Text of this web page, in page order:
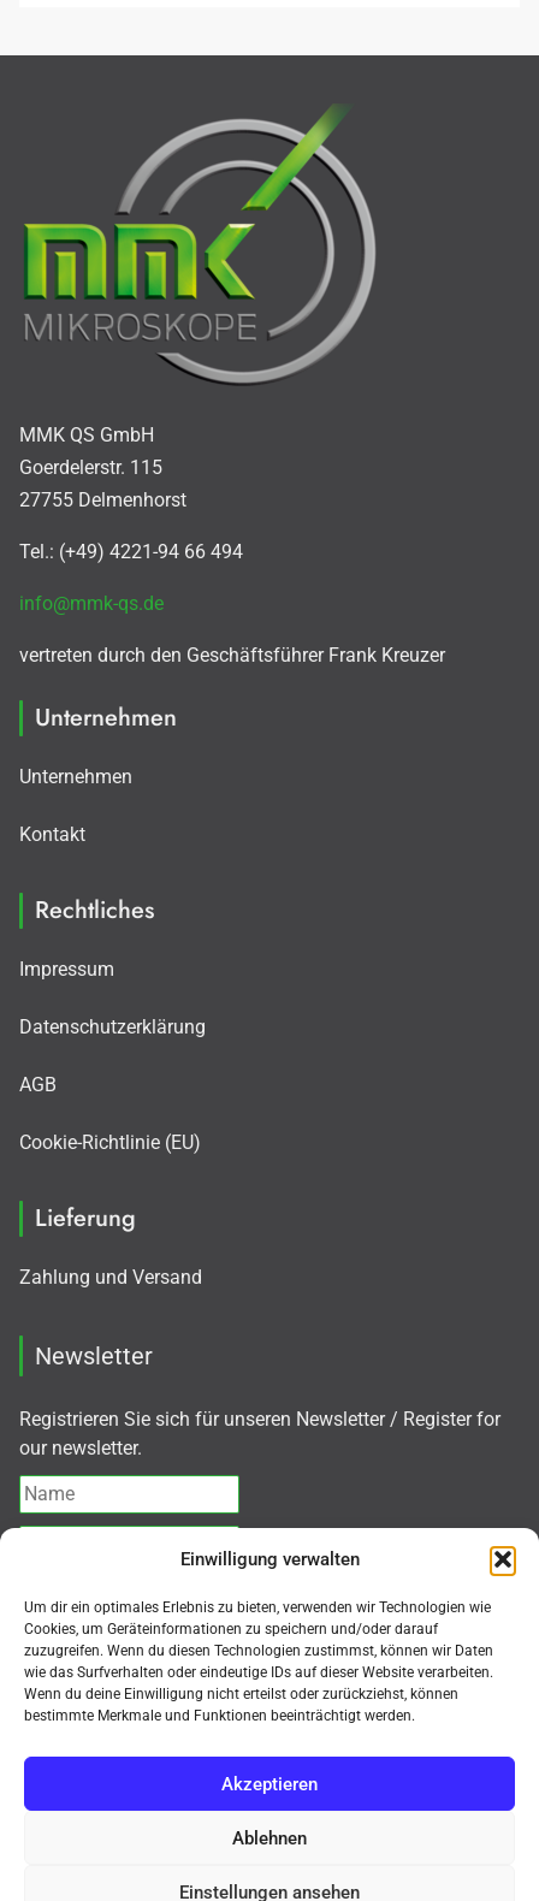
Einwilligung verwalten
Um dir ein optimales Erlebnis zu bieten, verwenden wir Technologien wie
Cookies, um Geräteinformationen zu speichern und/oder darauf
zuzugreifen. Wenn du diesen Technologien zustimmst, können wir Daten
wie das Surfverhalten oder eindeutige IDs auf dieser Website verarbeiten.
Wenn du deine Einwilligung nicht erteilst oder zurückziehst, können
bestimmte Merkmale und Funktionen beeinträchtigt werden.
Akzeptieren
Ablehnen
Einstellungen ansehen
MMK QS GmbH
Goerdelerstr. 115
27755 Delmenhorst
Tel.: (+49) 4221-94 66 494
info@mmk-qs.de
vertreten durch den Geschäftsführer Frank Kreuzer
Unternehmen
Unternehmen
Kontakt
Rechtliches
Impressum
Datenschutzerklärung
AGB
Cookie-Richtlinie (EU)
Lieferung
Zahlung und Versand
Newsletter
Registrieren Sie sich für unseren Newsletter / Register for
our newsletter.
Abonnieren
© MMK Mikroskope Shop 2026
Kauf auf Rechnung, Mindermengenzuschlag für